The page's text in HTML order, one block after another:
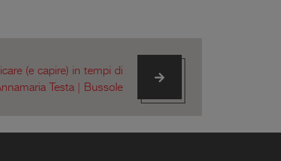
(e capire) in tempi di
Testa | Bussole